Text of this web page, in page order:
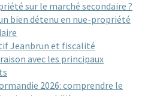
sur le marché secondaire ?
bien détenu en nue-propriété
Jeanbrun et fiscalité
avec les principaux
2026: comprendre le